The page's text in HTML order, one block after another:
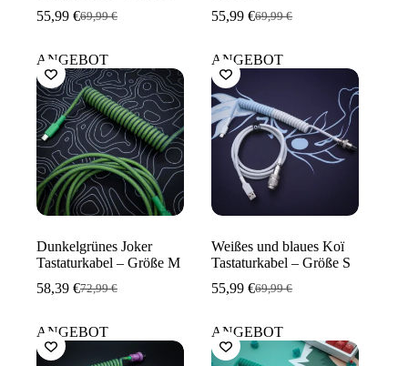
69,99€
Ursprünglicher
war:
69,99 €
55,99 €Aktueller
ist:
55,99 €.
69,99€
Ursprünglicher
war:
69,99 €
55,99€Aktueller
ist:
55,99 €.
ANGEBOT
Dunkelgrünes Joker
Tastaturkabel – Größe M
72,99€
Ursprünglicher
war:
72,99 €
58,39 €Aktueller
ist:
58,39 €.
ANGEBOT
Weißes und blaues Koï
Tastaturkabel – Größe S
69,99€
Ursprünglicher
war:
69,99 €
55,99€Aktueller
ist:
55,99 €.
ANGEBOT ANGEBOT